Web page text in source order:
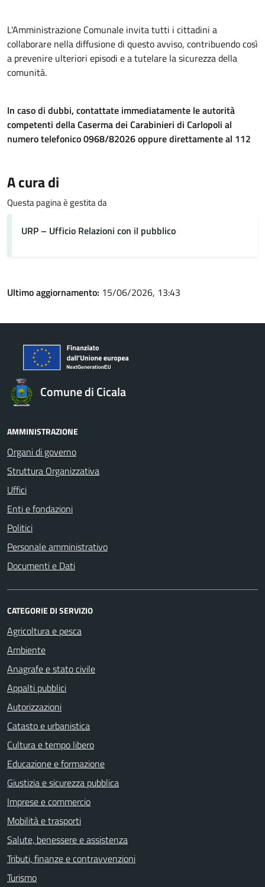
L'Amministrazione Comunale invita tutti i cittadini a
collaborare nella diffusione di questo avviso, contribuendo così
a prevenire ulteriori episodi e a tutelare la sicurezza della
comunità.
In caso di dubbi, contattate immediatamente le autorità
competenti della Caserma dei Carabinieri di Carlopoli al
numero telefonico 0968/82026 oppure direttamente al 112
A cura di
Questa pagina è gestita da
URP – Ufficio Relazioni con il pubblico
Ultimo aggiornamento: 15/06/2026, 13:43
Comune di Cicala
AMMINISTRAZIONE
Organi di governo
Struttura Organizzativa
Uffici
Enti e fondazioni
Politici
Personale amministrativo
Documenti e Dati
CATEGORIE DI SERVIZIO
Agricoltura e pesca
Ambiente
Anagrafe e stato civile
Appalti pubblici
Autorizzazioni
Catasto e urbanistica
Cultura e tempo libero
Educazione e formazione
Giustizia e sicurezza pubblica
Imprese e commercio
Mobilità e trasporti
Salute, benessere e assistenza
Tributi, finanze e contravvenzioni
Turismo